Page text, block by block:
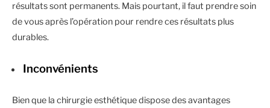
résultats sont permanents. Mais pourtant, il faut prendre soin
de vous après l’opération pour rendre ces résultats plus
durables.
Inconvénients
Bien que la chirurgie esthétique dispose des avantages